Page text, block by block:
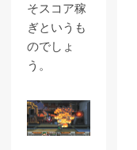
そスコア稼
ぎというも
のでしょ
う。